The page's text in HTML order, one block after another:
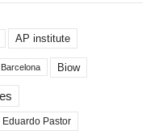
AP institute
Barcelona Biow
Eduardo Pastor